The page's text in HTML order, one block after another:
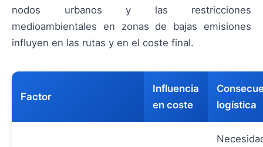
nodos urbanos y las restricciones
medioambientales en zonas de bajas emisiones
influyen en las rutas y en el coste final.
Factor
Influencia
en coste
logística